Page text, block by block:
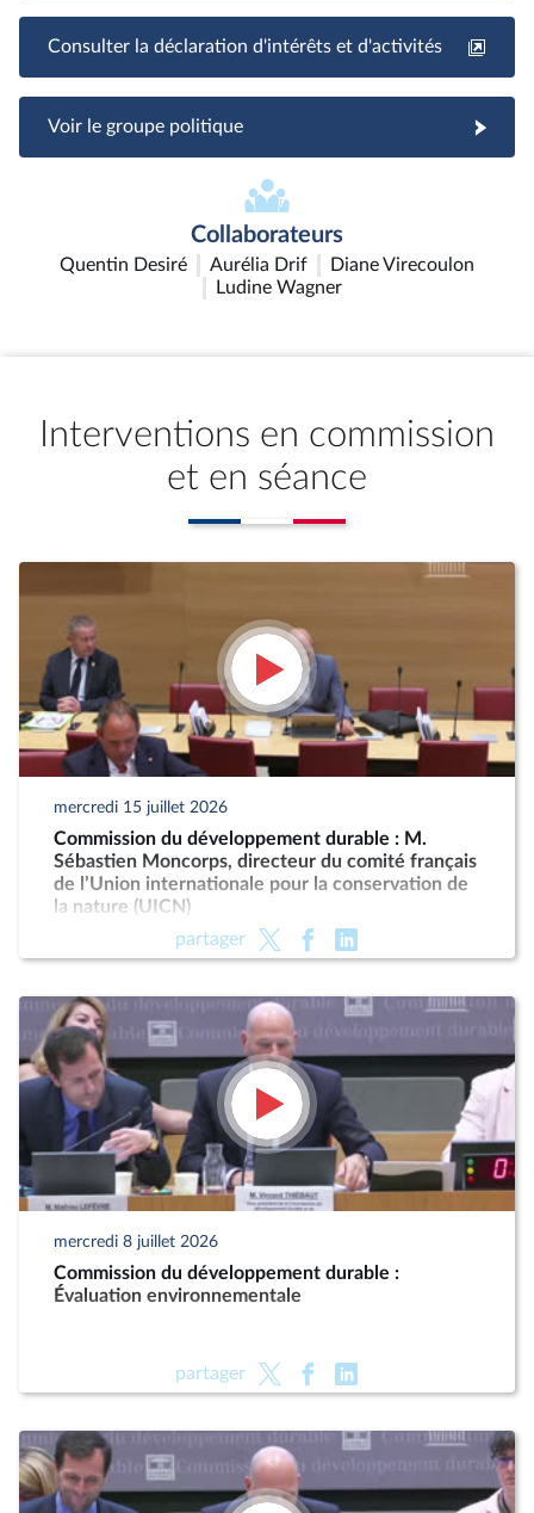
Consulter la déclaration d'intérêts et d'activités
Voir le groupe politique
Collaborateurs
Quentin Desiré Aurélia Drif
Diane Virecoulon
Ludine Wagner
Interventions en commission
et en séance
mercredi 15 juillet 2026
Commission du développement durable : M.
Sébastien Moncorps, directeur du comité français
de l’Union internationale pour la conservation de
la nature (UICN)
partager
mercredi 8 juillet 2026
Commission du développement durable :
Évaluation environnementale
partager